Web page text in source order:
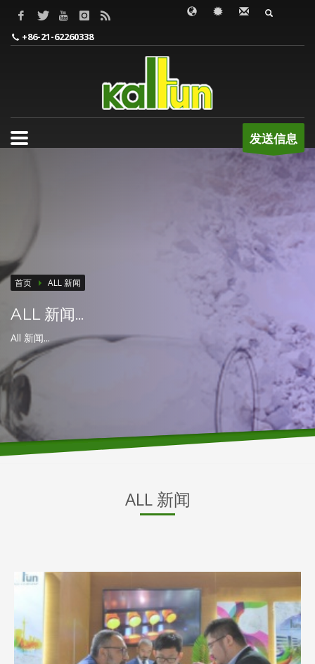
WORDS TO BE INPUT
+86-21-62260338
发送信息
首页 ALL 新闻
ALL 新闻...
All 新闻...
ALL 新闻